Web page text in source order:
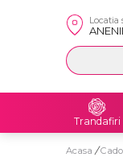
Locatia
Trandafiri
Acasa /